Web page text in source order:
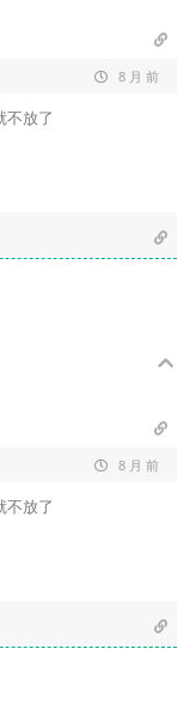
8 月 前
不放了
8 月 前
不放了